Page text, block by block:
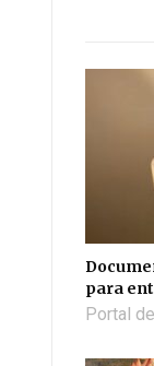
para
Portal